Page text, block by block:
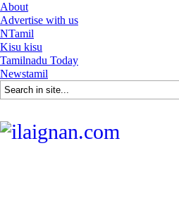
About
Advertise with us
NTamil
Kisu kisu
Tamilnadu Today
Newstamil